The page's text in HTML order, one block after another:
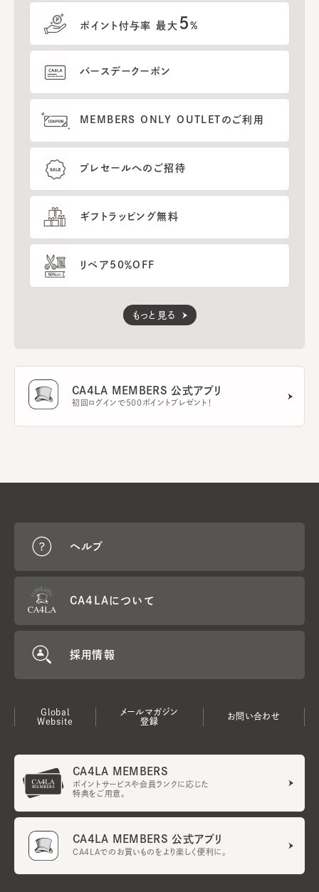
ポイント付与率 最大 5%
バースデークーポン
MEMBERS ONLY OUTLETのご利用
プレセールへのご招待
ギフトラッピング無料
リペア50％OFF
もっと見る
CA4LA MEMBERS 公式アプリ
初回ログインで500ポイントプレゼント！
ヘルプ
CA4LAについて
採用情報
Global
Website
メールマガジン
登録
お問い合わせ
CA4LA MEMBERS
ポイントサービスや会員ランクに応じた
特典をご用意。
CA4LA MEMBERS 公式アプリ
CA4LAでのお買いものをより楽しく便利に。